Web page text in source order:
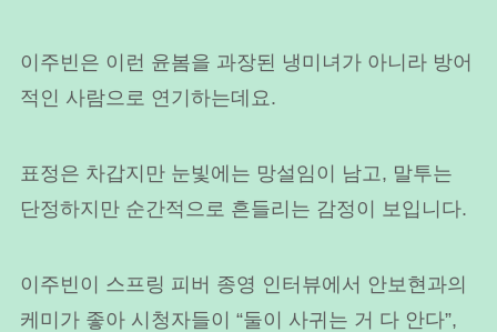
이주빈은 이런 윤봄을 과장된 냉미녀가 아니라 방어
적인 사람으로 연기하는데요.
표정은 차갑지만 눈빛에는 망설임이 남고, 말투는
단정하지만 순간적으로 흔들리는 감정이 보입니다.
이주빈이 스프링 피버 종영 인터뷰에서 안보현과의
케미가 좋아 시청자들이 “둘이 사귀는 거 다 안다”,